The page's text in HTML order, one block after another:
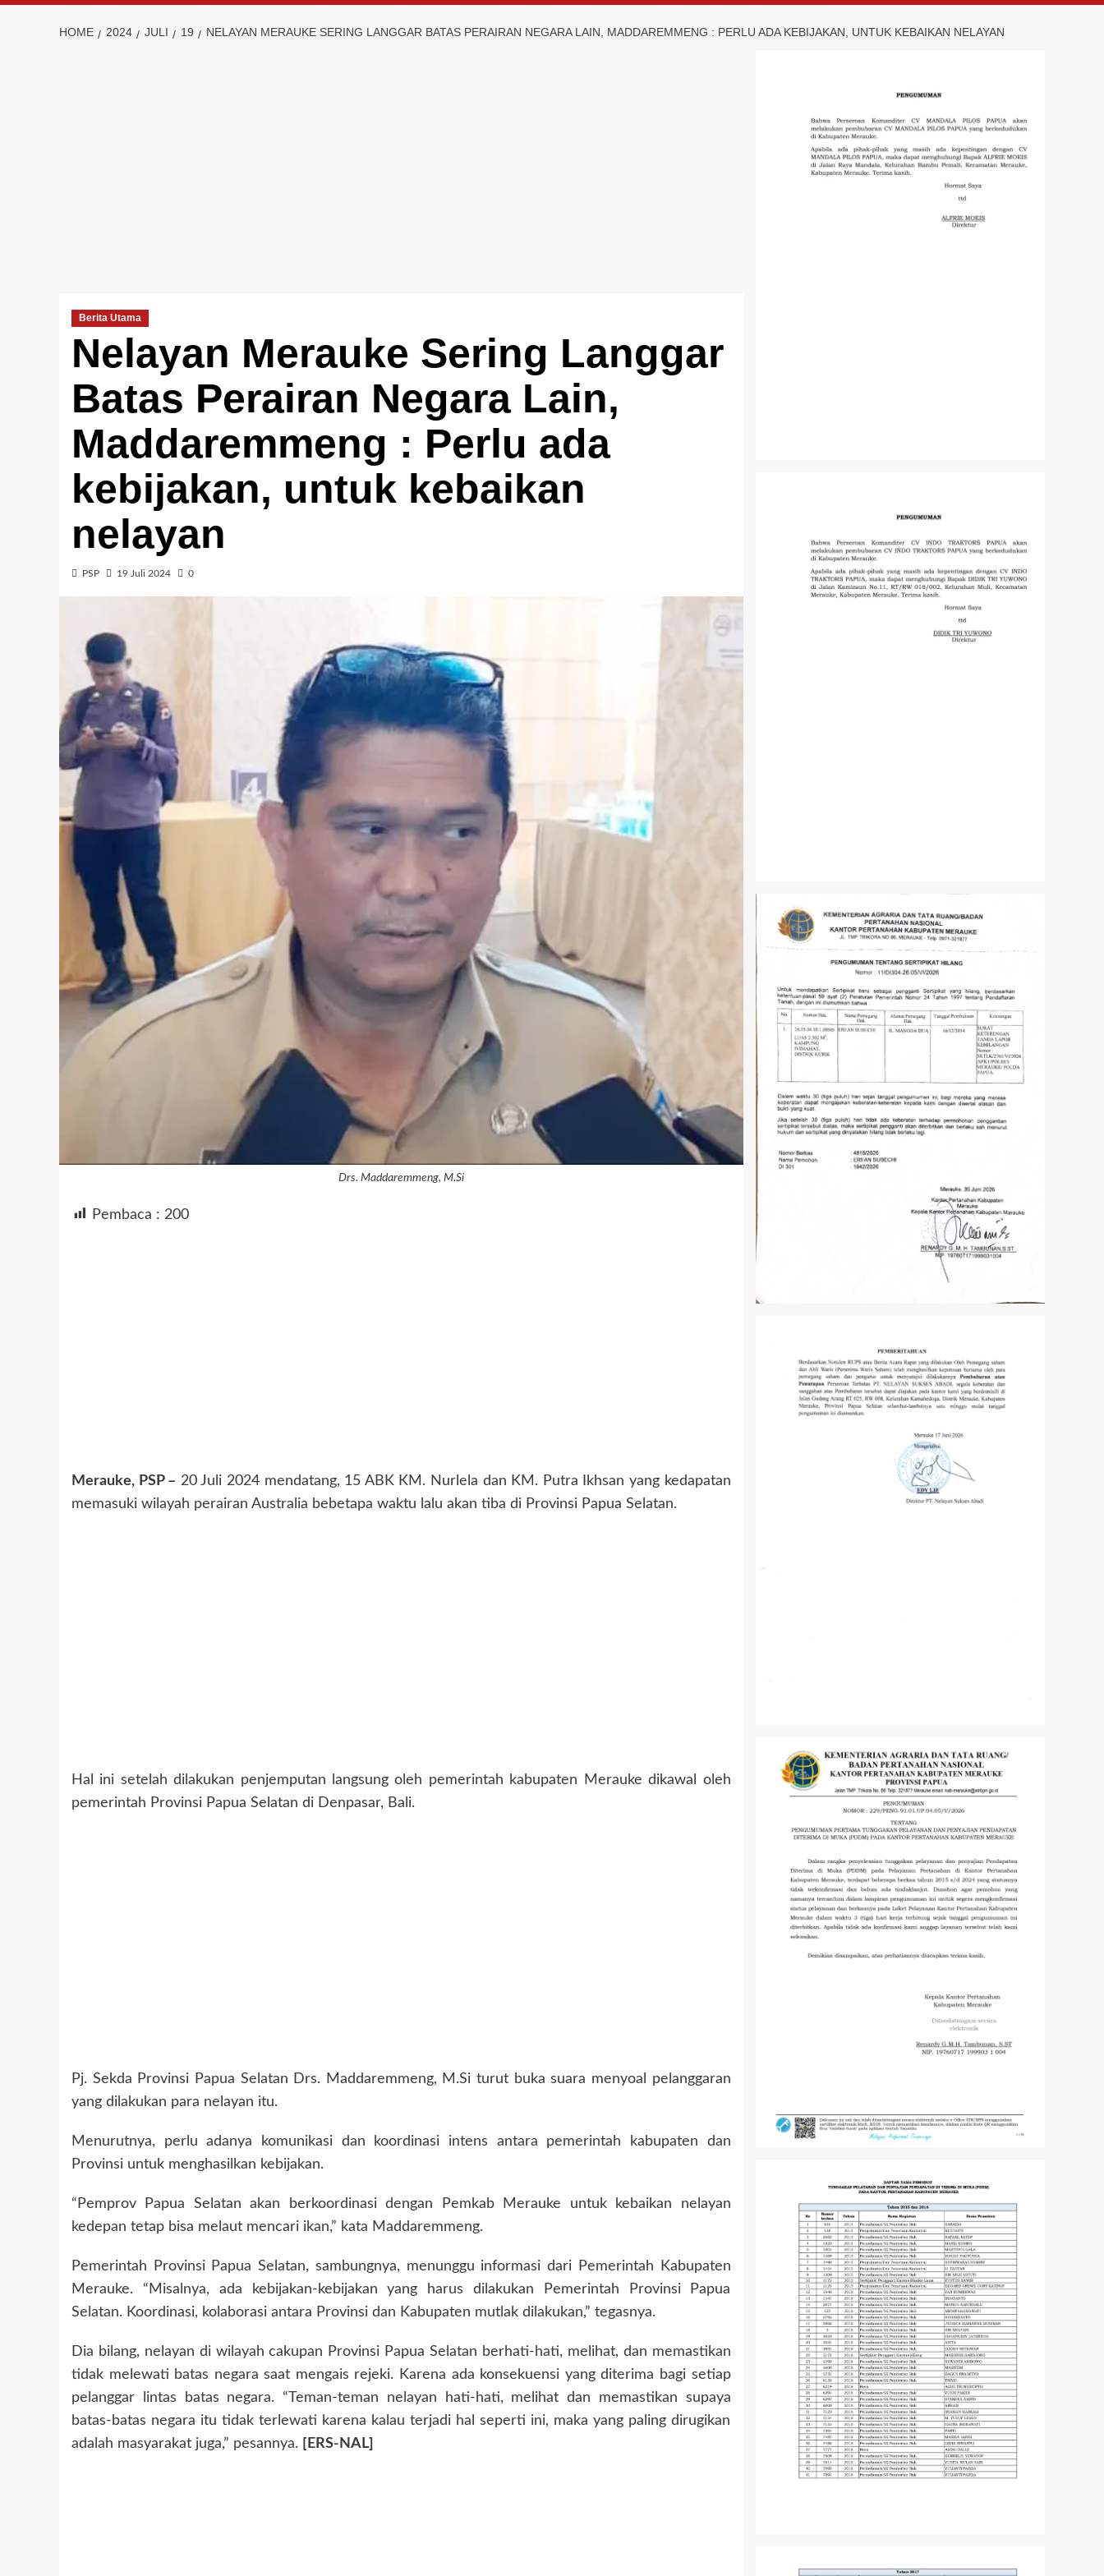
HOME 2024 JULI 19 NELAYAN MERAUKE SERING LANGGAR BATAS PERAIRAN NEGARA LAIN, MADDAREMMENG : PERLU ADA KEBIJAKAN, UNTUK KEBAIKAN NELAYAN
Berita Utama
Nelayan Merauke Sering Langgar
Batas Perairan Negara Lain,
Maddaremmeng : Perlu ada
kebijakan, untuk kebaikan
nelayan
PSP 19 Juli 2024 0
Drs. Maddaremmeng, M.Si
Pembaca : 200
Merauke, PSP – 20 Juli 2024 mendatang, 15 ABK KM. Nurlela dan KM. Putra Ikhsan yang kedapatan
memasuki wilayah perairan Australia bebetapa waktu lalu akan tiba di Provinsi Papua Selatan.
Hal ini setelah dilakukan penjemputan langsung oleh pemerintah kabupaten Merauke dikawal oleh
pemerintah Provinsi Papua Selatan di Denpasar, Bali.
Pj. Sekda Provinsi Papua Selatan Drs. Maddaremmeng, M.Si turut buka suara menyoal pelanggaran
yang dilakukan para nelayan itu.
Menurutnya, perlu adanya komunikasi dan koordinasi intens antara pemerintah kabupaten dan
Provinsi untuk menghasilkan kebijakan.
“Pemprov Papua Selatan akan berkoordinasi dengan Pemkab Merauke untuk kebaikan nelayan
kedepan tetap bisa melaut mencari ikan,” kata Maddaremmeng.
Pemerintah Provinsi Papua Selatan, sambungnya, menunggu informasi dari Pemerintah Kabupaten
Merauke. “Misalnya, ada kebijakan-kebijakan yang harus dilakukan Pemerintah Provinsi Papua
Selatan. Koordinasi, kolaborasi antara Provinsi dan Kabupaten mutlak dilakukan,” tegasnya.
Dia bilang, nelayan di wilayah cakupan Provinsi Papua Selatan berhati-hati, melihat, dan memastikan
tidak melewati batas negara saat mengais rejeki. Karena ada konsekuensi yang diterima bagi setiap
pelanggar lintas batas negara. “Teman-teman nelayan hati-hati, melihat dan memastikan supaya
batas-batas negara itu tidak terlewati karena kalau terjadi hal seperti ini, maka yang paling dirugikan
adalah masyarakat juga,” pesannya. [ERS-NAL]